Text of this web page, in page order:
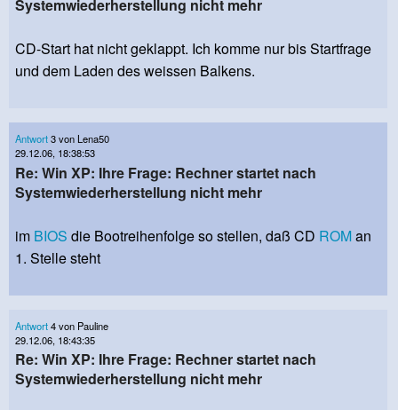
Systemwiederherstellung nicht mehr
CD-Start hat nicht geklappt. Ich komme nur bis Startfrage
und dem Laden des weissen Balkens.
Antwort3 von Lena50
29.12.06, 18:38:53
Re: Win XP: Ihre Frage: Rechner startet nach
Systemwiederherstellung nicht mehr
im BIOS die Bootreihenfolge so stellen, daß CD ROMan
1. Stelle steht
Antwort4 von Pauline
29.12.06, 18:43:35
Re: Win XP: Ihre Frage: Rechner startet nach
Systemwiederherstellung nicht mehr